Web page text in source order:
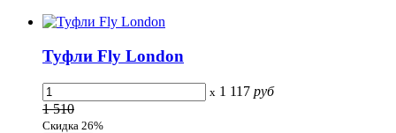
Туфли Fly London
x 1 117 руб
1 510
Скидка 26%